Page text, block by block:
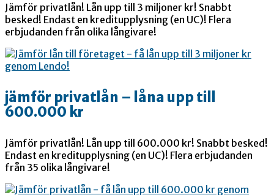
Jämför privatlån! Lån upp till 3 miljoner kr! Snabbt
besked! Endast en kreditupplysning (en UC)! Flera
erbjudanden från olika långivare!
jämför privatlån – låna upp till
600.000 kr
Jämför privatlån! Lån upp till 600.000 kr! Snabbt besked!
Endast en kreditupplysning (en UC)! Flera erbjudanden
från 35 olika långivare!